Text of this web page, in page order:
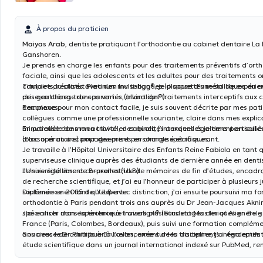
À propos du praticien
Maiyas Arab, dentiste pratiquant l’orthodontie au cabinet dentaire La
Ganshoren.
Je prends en charge les enfants pour des traitements préventifs
faciale, ainsi que les adolescents et les adultes pour des traitements
complets, réalisés avec des multi-bagues (plaquettes métalliques ou
des gouttières transparentes (Invisalign®️).
Titulaire du statutPlatinumInvisalign®️, je dispose d’une solide
prise en charge de cas variés, allant des traitements interceptifs aux
complexes.
Reconnue pour mon contact facile, je suis souvent décrite par mes
collègues comme une professionnelle souriante, claire dans mes
minutieuse dans mon travail, des qualités auxquelles je tiens
d’assurer un accompagnement personnalisé et rassurant.
En parallèle de mon activité en cabinet, j’interviens également en salle
(bloc opératoire) pour des prises en charge spécifiques.
Je travaille à l’Hôpital Universitaire des Enfants Reine Fabiola en tant
superviseuse clinique auprès des étudiants de dernière année en
l’Université libre de Bruxelles (ULB).
Je suis également co-promotrice de mémoires de fin d’études,
de recherche scientifique, et j’ai eu l’honneur de participer à plusieurs
soutenance en tant qu’experte.
Diplômée en 2016 de l’ULB avec distinction, j’ai ensuite poursuivi ma
orthodontie à Paris pendant trois ans auprès du Dr Jean-Jacques
spécialiser dans la technique Invisalign®️ (Student Master of Aligners –
J’ai enrichi mon expérience à travers plusieurs stages cliniques en
France (Paris, Colombes, Bordeaux), puis suivi une formation
ans avec le Dr Phillips à Bruxelles, axée sur les traitements
Soucieuse de contribuer à l’avancement de la discipline, j’ai
étude scientifique dans un journal international indexé sur PubMed,